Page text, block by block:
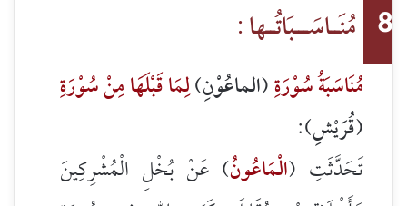
8 مُنَــاسَـــبَاتُــها :
مُنَاسَبَةُ سُوْرَةِ(الماعُوْنِ)لِمَا قَبْلَهَا مِنْ سُوْرَةِ
(قُرَيْشِ):
تَحَدَّثَتِ (الْمَاعُونُ) عَنْ بُخْلِ الْمُشْرِكِينَ